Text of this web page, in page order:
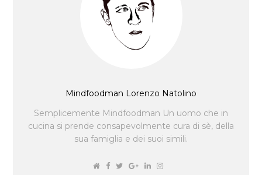
Mindfoodman Lorenzo Natolino
Semplicemente Mindfoodman Un uomo che in
cucina si prende consapevolmente cura di sè, della
sua famiglia e dei suoi simili.